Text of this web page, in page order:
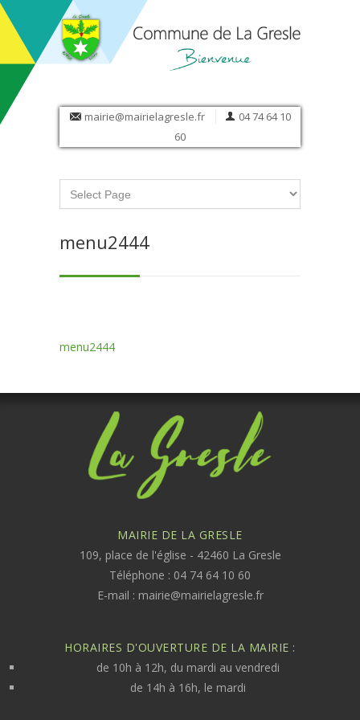
mairie@mairielagresle.fr
04 74 64 10
60
menu2444
menu2444
MAIRIE DE LA GRESLE
109, place de l'église - 42460 La Gresle
Téléphone : 04 74 64 10 60
E-mail : mairie@mairielagresle.fr
HORAIRES D'OUVERTURE DE LA MAIRIE :
de 10h à 12h, du mardi au vendredi
de 14h à 16h, le mardi